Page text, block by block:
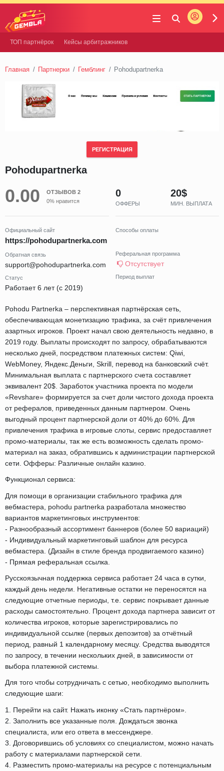
Gembla
Войти
ТОП партнёрок Кейсы арбитражников
Главная Партнерки Гемблинг Pohodupartnerka
Pohodupartnerka
0.00
ОТЗЫВОВ 2
0% нравится
0
ОФФЕРЫ
20$
МИН. ВЫПЛАТА
Официальный сайт
https://pohodupartnerka.com
Обратная связь
support@pohodupartnerka.com
Статус
Работает 6 лет (с 2019)
Способы оплаты
Реферальная программа
Отсутствует
Период выплат
Pohodu Partnerka – перспективная партнёрская сеть,
обеспечивающая монетизацию трафика, за счёт привлечения
азартных игроков. Проект начал свою деятельность недавно, в
2019 году. Выплаты происходят по запросу, обрабатываются
несколько дней, посредством платежных систем: Qiwi,
WebMoney, Яндекс.Деньги, Skrill, перевод на банковский счёт.
Минимальная выплата с партнерского счета составляет
эквивалент 20$. Заработок участника проекта по модели
«Revshare» формируется за счет доли чистого дохода проекта
от рефералов, приведенных данным партнером. Очень
выгодный процент партнерской доли от 40% до 60%. Для
привлечения трафика в игровые слоты, сервис предоставляет
промо-материалы, так же есть возможность сделать промо-
материал на заказ, обратившись к администрации партнерской
сети. Офферы: Различные онлайн казино.
Функционал сервиса:
Для помощи в организации стабильного трафика для
вебмастера, pohodu partnerka разработала множество
вариантов маркетинговых инструментов:
- Разнообразный ассортимент баннеров (более 50 вариаций)
- Индивидуальный маркетинговый шаблон для ресурса
вебмастера. (Дизайн в стиле бренда продвигаемого казино)
- Прямая реферальная ссылка.
Русскоязычная поддержка сервиса работает 24 часа в сутки,
каждый день недели. Негативные остатки не переносятся на
следующие отчетные периоды, т.е. сервис покрывает данные
расходы самостоятельно. Процент дохода партнера зависит от
количества игроков, которые зарегистрировались по
индивидуальной ссылке (первых депозитов) за отчётный
период, равный 1 календарному месяцу. Средства выводятся
по запросу, в течении нескольких дней, в зависимости от
выбора платежной системы.
Для того чтобы сотрудничать с сетью, необходимо выполнить
следующие шаги:
1. Перейти на сайт. Нажать иконку «Стать партнёром».
2. Заполнить все указанные поля. Дождаться звонка
специалиста, или его ответа в мессенджере.
3. Договорившись об условиях со специалистом, можно начать
работу с материалами партнерской сети.
4. Разместить промо-материалы на ресурсе с потенциальным
РЕГИСТРАЦИЯ